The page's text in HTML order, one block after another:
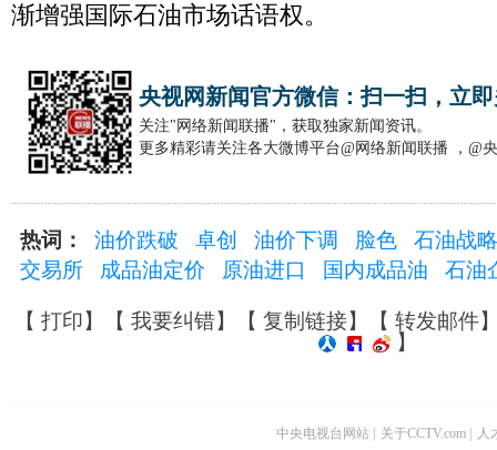
渐增强国际石油市场话语权。
央视网新闻官方微信：扫一扫，立
关注"网络新闻联播"，获取独家新闻资讯。
更多精彩请关注各大微博平台@网络新闻联播 ，@
热词： 油价跌破 卓创 油价下调 脸色
石油战
交易所
成品油定价 原油进口 国内成品油 石油
【 打印】【 我要纠错】【 复制链接】【 转发邮件
】
中央电视台网站 关于CCTV.com 人